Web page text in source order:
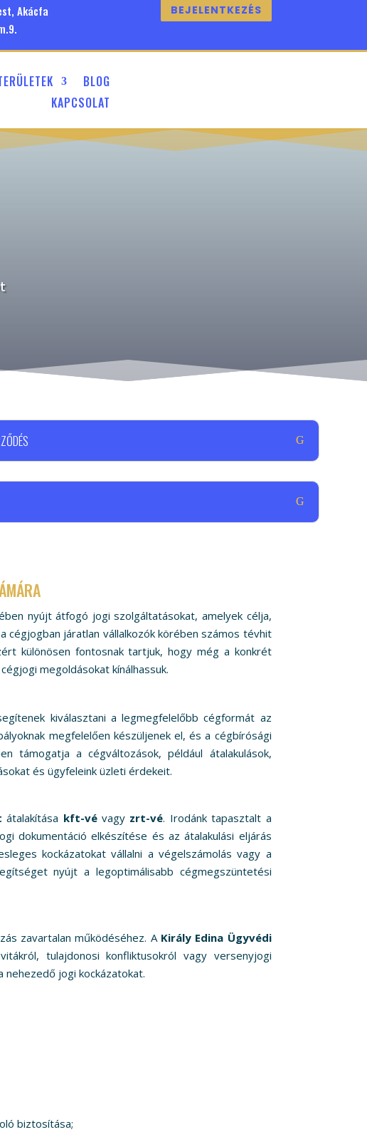
Akácfa
BEJELENTKEZÉS
BLOG
KAPCSOLAT
nyújt átfogó jogi szolgáltatásokat, amelyek célja,
járatlan vállalkozók körében számos tévhit
különösen fontosnak tartjuk, hogy még a konkrét
megoldásokat kínálhassuk.
kiválasztani a legmegfelelőbb cégformát az
megfelelően készüljenek el, és a cégbírósági
támogatja a cégváltozások, például átalakulások,
és ügyfeleink üzleti érdekeit.
átalakítása kft-vévagy zrt-vé. Irodánk tapasztalt a
dokumentáció elkészítése és az átalakulási eljárás
kockázatokat vállalni a végelszámolás vagy a
nyújt a legoptimálisabb cégmegszüntetési
zavartalan működéséhez. A Király Edina Ügyvédi
tulajdonosi konfliktusokról vagy versenyjogi
nehezedő jogi kockázatokat.
biztosítása;